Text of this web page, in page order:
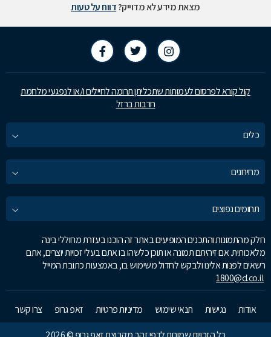
מצאת מידע לא מדוייק?דווח על טעות
קול קורא לפרסום לעמותות שתכליתן תרומה לחיילים ו/או לנפגעי מלחמת
חרבות ברזל
כלים
מחירונים
תחומים נפוצים
חלק מהתמונות והתכנים המופיעים באתר זה הוכנו בעזרת מחוללי בינה
מלאכותית. אם זיהיתם תמונה או תוכן כלשהו בו אתם בעלי זכויות יוצרים, אתם
רשאים לפנות אלינו ולבקש לחדול משימוש בו, באמצעות כתובת המייל
1800@d.co.il
אודות נגישות תנאי שימוש מדיניות פרטיות זאפ גרופ
צרו קשר